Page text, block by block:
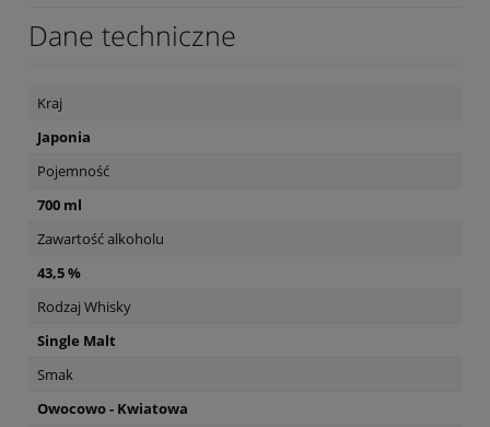
Dane techniczne
Kraj
Japonia
Pojemność
700 ml
Zawartość alkoholu
43,5 %
Rodzaj Whisky
Single Malt
Smak
Owocowo - Kwiatowa